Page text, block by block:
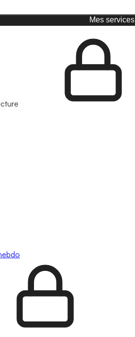
Mes services